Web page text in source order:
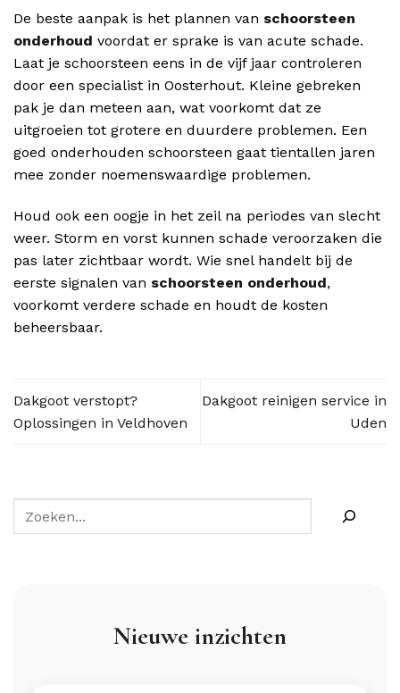
De beste aanpak is het plannen van schoorsteen
onderhoud voordat er sprake is van acute schade.
Laat je schoorsteen eens in de vijf jaar controleren
door een specialist in Oosterhout. Kleine gebreken
pak je dan meteen aan, wat voorkomt dat ze
uitgroeien tot grotere en duurdere problemen. Een
goed onderhouden schoorsteen gaat tientallen jaren
mee zonder noemenswaardige problemen.
Houd ook een oogje in het zeil na periodes van slecht
weer. Storm en vorst kunnen schade veroorzaken die
pas later zichtbaar wordt. Wie snel handelt bij de
eerste signalen van schoorsteen onderhoud,
voorkomt verdere schade en houdt de kosten
beheersbaar.
Dakgoot verstopt?
Oplossingen in Veldhoven
Dakgoot reinigen service in
Uden
Nieuwe inzichten